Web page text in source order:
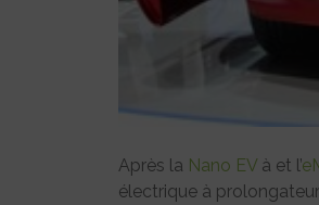
Après la Nano EVà et l’
électrique à